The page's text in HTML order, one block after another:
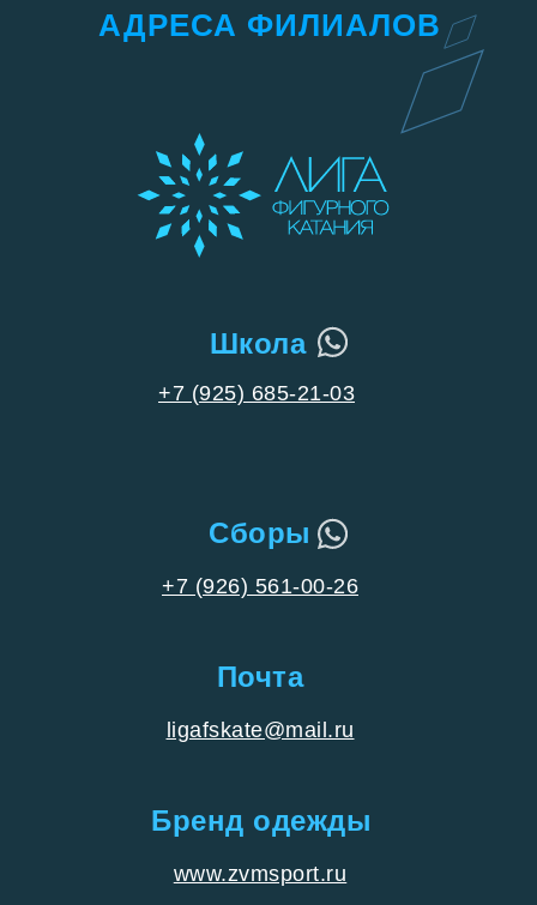
АДРЕСА ФИЛИАЛОВ
ligafskate@mail.ru
Почта
www.zvmsport.ru
Бренд одежды
+7 (925) 685-21-03
Школа
+7 (926) 561-00-26
Сборы